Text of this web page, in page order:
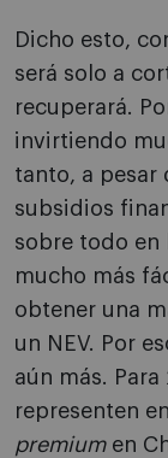
Dicho esto,
será solo a
recuperará.
invirtiendo
tanto, a pesar
subsidios
sobre todo en
mucho más
obtener una
un NEV. Por
aún más.
representen
premiumen